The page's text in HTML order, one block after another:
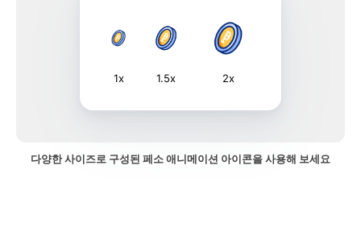
1x 1.5x 2x
다양한 사이즈로 구성된 페소 애니메이션 아이콘을 사용해 보세요